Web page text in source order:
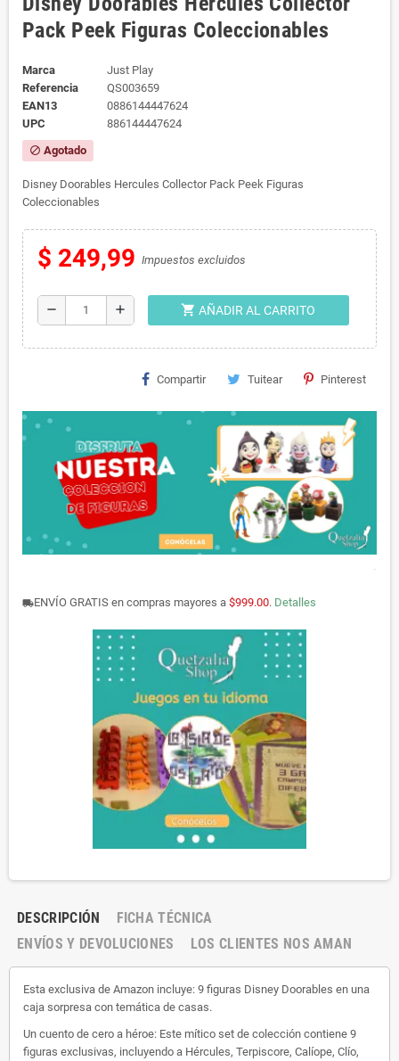
Pack Peek Figuras Coleccionables
Marca
Just Play
Referencia
QS003659
EAN13
0886144447624
UPC
886144447624
block Agotado
Disney Doorables Hercules Collector Pack Peek Figuras
Coleccionables
$ 249,99 Impuestos excluidos
remove add shopping_cart AÑADIR AL CARRITO
Compartir Tuitear Pinterest
.
local_shippingENVÍO GRATIS en compras mayores a $999.00. Detalles
DESCRIPCIÓN
FICHA TÉCNICA
ENVÍOS Y DEVOLUCIONES
LOS CLIENTES NOS AMAN
Esta exclusiva de Amazon incluye: 9 figuras Disney Doorables en una
caja sorpresa con temática de casas.
Un cuento de cero a héroe: Este mítico set de colección contiene 9
figuras exclusivas, incluyendo a Hércules, Terpiscore, Calíope, Clío,